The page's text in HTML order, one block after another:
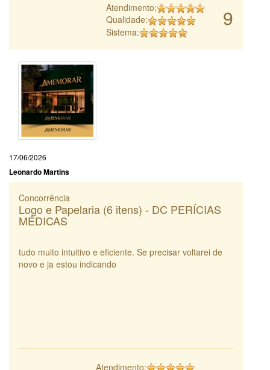
9
Atendimento:
Qualidade:
Sistema:
17/06/2026
Leonardo Martins
Concorrência
Logo e Papelaria (6 itens) - DC PERÍCIAS
MÉDICAS
tudo muito intuitivo e eficiente. Se precisar voltarei de
novo e ja estou indicando
Atendimento: